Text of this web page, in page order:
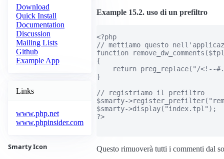
Download
Quick Install
Documentation
Discussion
Mailing Lists
Github
Example App
Links
www.php.net
www.phpinsider.com
Smarty Icon
Example 15.2. uso di un prefiltro
<?php
// mettiamo questo
function
{
return preg_replace("/<!--
}
// registriamo il prefiltro
$smarty-
$smarty->display("index.tpl");
?>
Questo rimuoverà tutti i commenti dal